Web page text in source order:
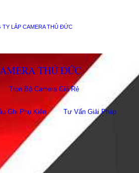
TY LẮP CAMERA THỦ ĐỨC
THỦ ĐỨC
Trọn Bộ Camera Giá Rẻ
Ghi Phụ Kiên Tư Vấn Giải Pháp